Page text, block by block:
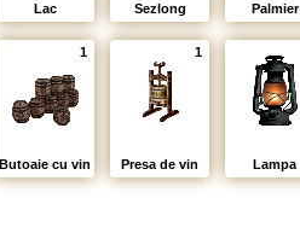
Lac Sezlong Palmier
1
Butoaie cu vin
1
Presa de vin Lampa